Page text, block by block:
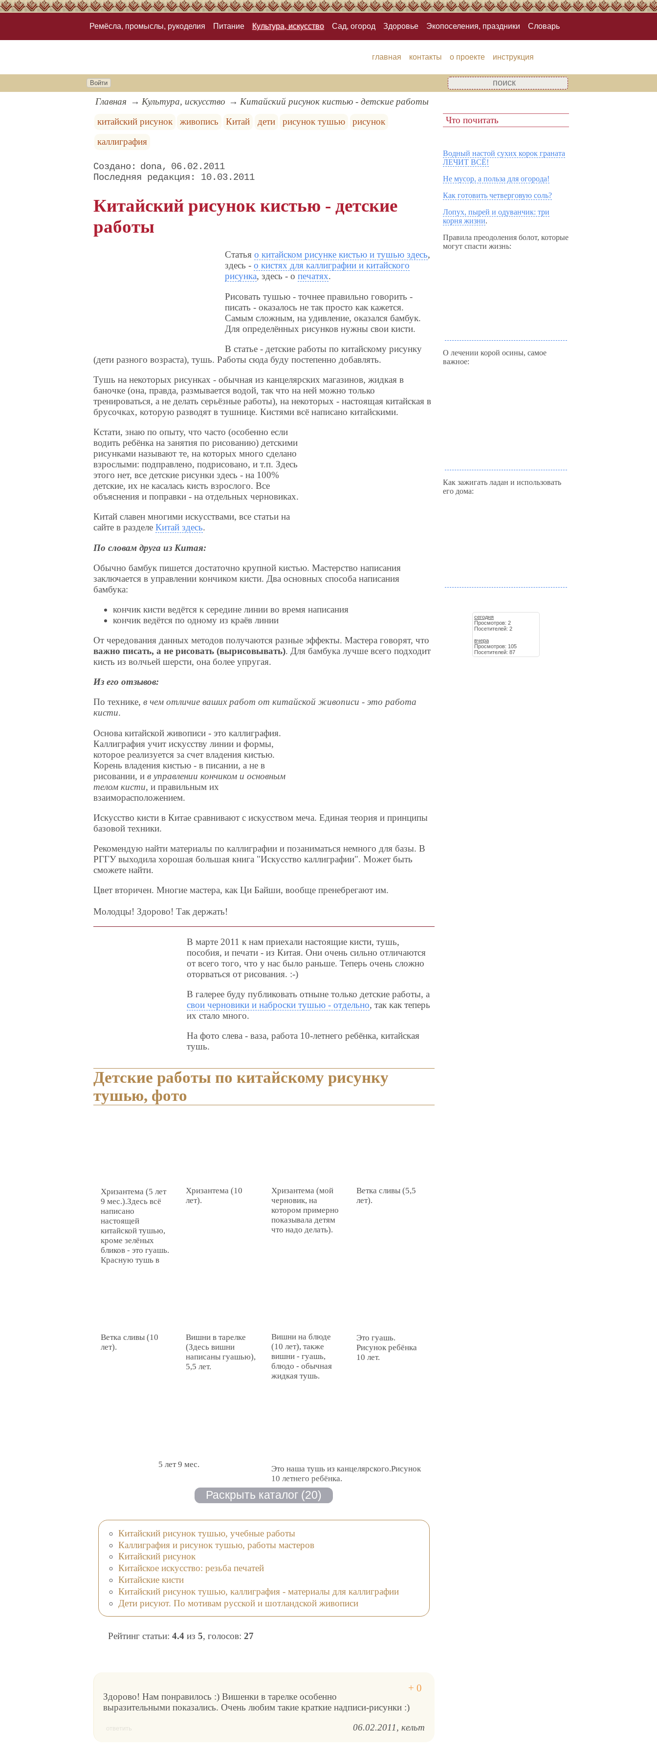
Ремёсла, промыслы, рукоделия Питание Культура, искусство Сад, огород Здоровье Экопоселения, праздники Словарь
главная контакты о проекте инструкция
Войти
Главная Культура, искусство
Китайский рисунок кистью - детские работы
китайский рисунок
живопись Китай дети рисунок тушью
рисунок
каллиграфия
dona
06.02.2011
10.03.2011
Китайский рисунок кистью - детские
работы
Статьяо китайском рисунке кистью и тушью здесь,
здесь -о кистях для каллиграфии и китайского
рисунка, здесь - опечатях.
Рисовать тушью - точнее правильно говорить -
писать - оказалось не так просто как кажется.
Самым сложным, на удивление, оказался бамбук.
Для определённых рисунков нужны свои кисти.
В статье - детские работы по китайскому рисунку
(дети разного возраста), тушь. Работы сюда буду постепенно добавлять.
Тушь на некоторых рисунках - обычная из канцелярских магазинов, жидкая в
баночке (она, правда, размывается водой, так что на ней можно только
тренироваться, а не делать серьёзные работы), на некоторых - настоящая китайская в
брусочках, которую разводят в тушнице. Кистями всё написано китайскими.
Кстати, знаю по опыту, что часто (особенно если
водить ребёнка на занятия по рисованию) детскими
рисунками называют те, на которых много сделано
взрослыми: подправлено, подрисовано, и т.п. Здесь
этого нет, все детские рисунки здесь - на 100%
детские, их не касалась кисть взрослого. Все
объяснения и поправки - на отдельных черновиках.
Китай славен многими искусствами, все статьи на
сайте в разделеКитай здесь.
По словам друга из Китая:
Обычно бамбук пишется достаточно крупной кистью. Мастерство написания
заключается в управлении кончиком кисти. Два основных способа написания
бамбука:
кончик кисти ведётся к середине линии во время написания
кончик ведётся по одному из краёв линии
От чередования данных методов получаются разные эффекты. Мастера говорят, что
важно писать, а не рисовать (вырисовывать). Для бамбука лучше всего подходит
кисть из волчьей шерсти, она более упругая.
Из его отзывов:
По технике,в чем отличие ваших работ от китайской живописи - это работа
кисти.
Основа китайской живописи - это каллиграфия.
Каллиграфия учит искусству линии и формы,
которое реализуется за счет владения кистью.
Корень владения кистью - в писании, а не в
рисовании, ив управлении кончиком и основным
телом кисти, и правильным их
взаиморасположением.
Искусство кисти в Китае сравнивают с искусством меча. Единая теория и принципы
базовой техники.
Рекомендую найти материалы по каллиграфии и позаниматься немного для базы. В
РГГУ выходила хорошая большая книга "Искусство каллиграфии". Может быть
сможете найти.
Цвет вторичен. Многие мастера, как Ци Байши, вообще пренебрегают им.
Молодцы! Здорово! Так держать!
В марте 2011 к нам приехали настоящие кисти, тушь,
пособия, и печати - из Китая. Они очень сильно отличаются
от всего того, что у нас было раньше. Теперь очень сложно
оторваться от рисования. :-)
В галерее буду публиковать отныне только детские работы, а
свои черновики и наброски тушью - отдельно, так как теперь
их стало много.
На фото слева - ваза, работа 10-летнего ребёнка, китайская
тушь.
Детские работы по китайскому рисунку
тушью, фото
Хризантема (5 лет
9 мес.).Здесь всё
написано
настоящей
китайской тушью,
кроме зелёных
бликов - это гуашь.
Красную тушь в
Хризантема (10
лет).
Хризантема (мой
черновик, на
котором примерно
показывала детям
что надо делать).
Ветка сливы (5,5
лет).
Ветка сливы (10
лет).
Вишни в тарелке
(Здесь вишни
написаны гуашью),
5,5 лет.
Вишни на блюде
(10 лет), также
вишни - гуашь,
блюдо - обычная
жидкая тушь.
Это гуашь.
Рисунок ребёнка
10 лет.
5 лет 9 мес.
Это наша тушь из канцелярского.Рисунок
10 летнего ребёнка.
Китайский рисунок тушью, учебные работы
Каллиграфия и рисунок тушью, работы мастеров
Китайский рисунок
Китайское искусство: резьба печатей
Китайские кисти
Китайский рисунок тушью, каллиграфия - материалы для каллиграфии
Дети рисуют. По мотивам русской и шотландской живописи
Рейтинг статьи: 4.4из 5, голосов: 27
Здорово! Нам понравилось :) Вишенки в тарелке особенно
выразительными показались. Очень любим такие краткие надписи-рисунки :)
ответить 06.02.2011 кельт
Что почитать
Водный настой сухих корок граната
ЛЕЧИТ ВСЁ!
Не мусор, а польза для огорода!
Как готовить четверговую соль?
Лопух, пырей и одуванчик: три
корня жизни.
Правила преодоления болот, которые
могут спасти жизнь:
О лечении корой осины, самое
важное:
Как зажигать ладан и использовать
его дома:
сегодня
Просмотров: 2
Посетителей: 2
вчера
Просмотров: 105
Посетителей: 87